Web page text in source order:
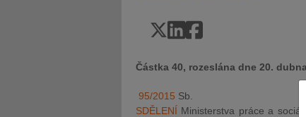
Částka 40, rozeslána dne 20.
95/2015 Sb.
SDĚLENÍ Ministerstva práce a